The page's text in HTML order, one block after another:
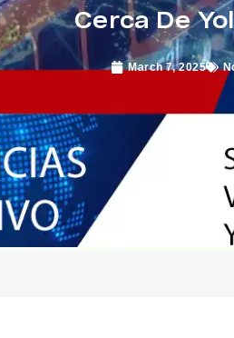
Cerca De
March 7, 2025